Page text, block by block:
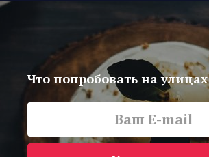
Что попробовать на